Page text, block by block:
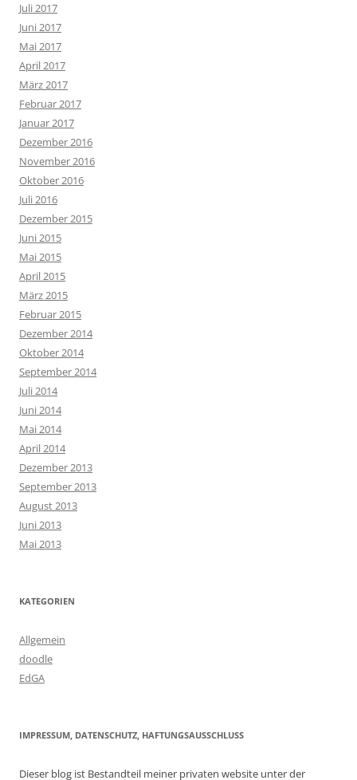
Juli 2017
Juni 2017
Mai 2017
April 2017
März 2017
Februar 2017
Januar 2017
Dezember 2016
November 2016
Oktober 2016
Juli 2016
Dezember 2015
Juni 2015
Mai 2015
April 2015
März 2015
Februar 2015
Dezember 2014
Oktober 2014
September 2014
Juli 2014
Juni 2014
Mai 2014
April 2014
Dezember 2013
September 2013
August 2013
Juni 2013
Mai 2013
KATEGORIEN
Allgemein
doodle
EdGA
IMPRESSUM, DATENSCHUTZ, HAFTUNGSAUSSCHLUSS
Dieser blog ist Bestandteil meiner privaten website unter der